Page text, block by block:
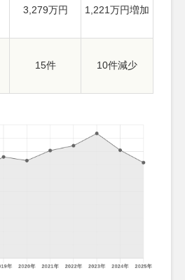
3,279万円 1,221万円増加
15件 10件減少